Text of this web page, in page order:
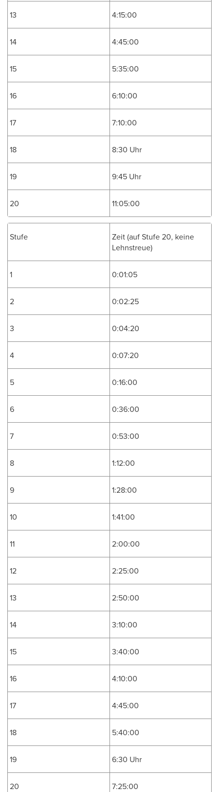
13 4:15:00
14 4:45:00
15 5:35:00
16 6:10:00
17 7:10:00
18 8:30 Uhr
19 9:45 Uhr
20 11:05:00
Stufe
Zeit (auf Stufe 20, keine
Lehnstreue)
1 0:01:05
2 0:02:25
3 0:04:20
4 0:07:20
5 0:16:00
6 0:36:00
7 0:53:00
8 1:12:00
9 1:28:00
10 1:41:00
11 2:00:00
12 2:25:00
13 2:50:00
14 3:10:00
15 3:40:00
16 4:10:00
17 4:45:00
18 5:40:00
19 6:30 Uhr
20 7:25:00